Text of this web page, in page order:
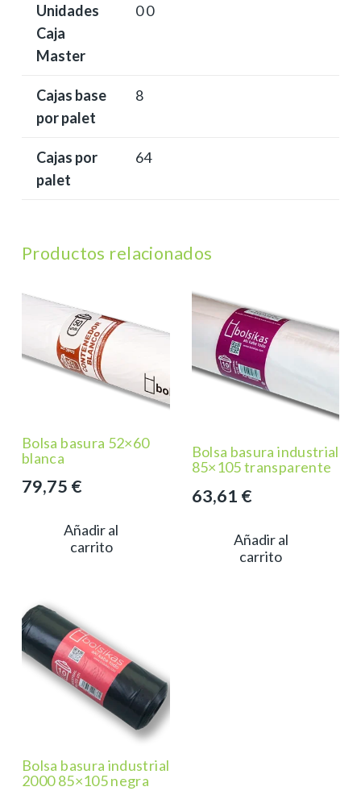
Unidades
Caja
Master
0 0
Cajas base
por palet
8
Cajas por
palet
64
Productos relacionados
Bolsa basura 52×60
blanca
79,75 €
Añadir al
carrito
Bolsa basura industrial
85×105 transparente
63,61 €
Añadir al
carrito
Bolsa basura industrial
2000 85×105 negra